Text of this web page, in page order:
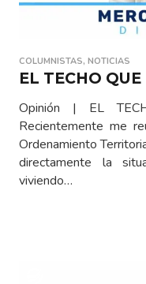
COLUMNISTAS, NOTICIAS
EL TECHO
Opinión | EL
Recientemente me
Ordenamiento
directamente la
viviendo…